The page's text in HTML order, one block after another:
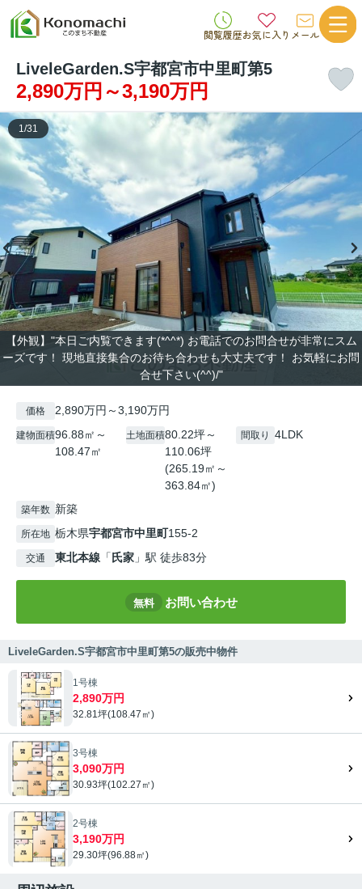
閲覧履歴お気に入り メール
LiveleGarden.S宇都宮市中里町第5
2,890万円～3,190万円
【外観】"本日ご内覧できます(*^^*) お電話でのお問合せが非常にスム
ーズです！ 現地直接集合のお待ち合わせも大丈夫です！ お気軽にお問
合せ下さい(^^)/"
1 /31
価格 2,890万円～3,190万円
建物面積96.88㎡～
108.47㎡
土地面積80.22坪～
110.06坪
(265.19㎡～
363.84㎡)
間取り 4LDK
築年数 新築
所在地 栃木県宇都宮市中里町155-2
交通 東北本線 「 氏家 」駅 徒歩83分
無料 お問い合わせ
LiveleGarden.S宇都宮市中里町第5の販売中物件
1号棟
2,890万円
32.81坪(108.47㎡)
3号棟
3,090万円
30.93坪(102.27㎡)
2号棟
3,190万円
29.30坪(96.88㎡)